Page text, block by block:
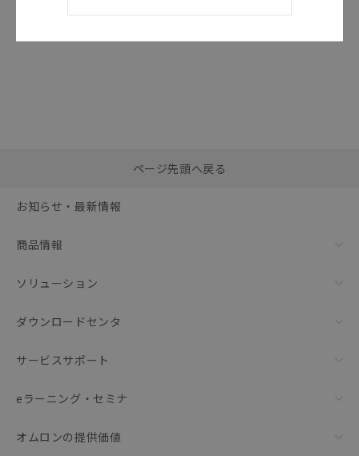
括ダウンロード
ページ先頭へ戻る
お知らせ・最新情報
商品情報
ソリューション
ダウンロードセンタ
サービスサポート
eラーニング・セミナ
オムロンの提供価値